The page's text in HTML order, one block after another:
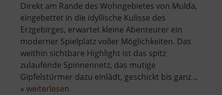
Direkt am Rande des Wohngebietes von Mulda,
eingebettet in die idyllische Kulisse des
Erzgebirges, erwartet kleine Abenteurer ein
moderner Spielplatz voller Möglichkeiten. Das
weithin sichtbare Highlight ist das spitz
zulaufende Spinnennetz, das mutige
Gipfelstürmer dazu einlädt, geschickt bis ganz ..
» weiterlesen